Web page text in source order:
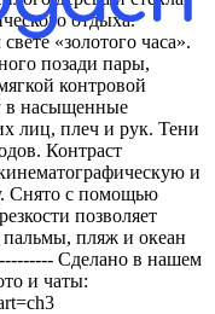
отдыха.
«золотого часа».
позади пары,
контровой
в насыщенные
лиц, плеч и рук. Тени
Контраст
и
Снято с помощью
позволяет
пальмы, пляж и океан
Сделано в нашем
и чаты: